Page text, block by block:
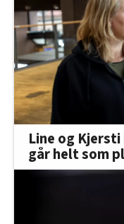
Line og
går helt som